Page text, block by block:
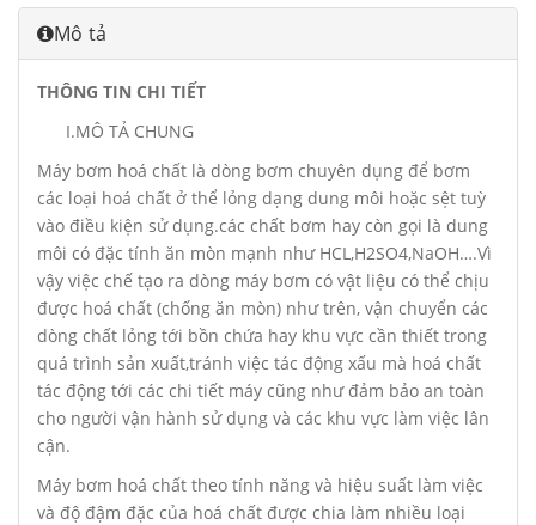
Mô tả
THÔNG TIN CHI TIẾT
I.MÔ TẢ CHUNG
Máy bơm hoá chất là dòng bơm chuyên dụng để bơm
các loại hoá chất ở thể lỏng dạng dung môi hoặc sệt tuỳ
vào điều kiện sử dụng.các chất bơm hay còn gọi là dung
môi có đặc tính ăn mòn mạnh như HCL,H2SO4,NaOH….Vì
vậy việc chế tạo ra dòng máy bơm có vật liệu có thể chịu
được hoá chất (chống ăn mòn) như trên, vận chuyển các
dòng chất lỏng tới bồn chứa hay khu vực cần thiết trong
quá trình sản xuất,tránh việc tác động xấu mà hoá chất
tác động tới các chi tiết máy cũng như đảm bảo an toàn
cho người vận hành sử dụng và các khu vực làm việc lân
cận.
Máy bơm hoá chất theo tính năng và hiệu suất làm việc
và độ đậm đặc của hoá chất được chia làm nhiều loại